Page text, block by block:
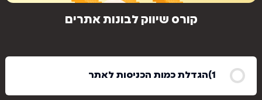
קורס שיווק לבונות אתרים
הגדלת כמות הכניסות לאתר